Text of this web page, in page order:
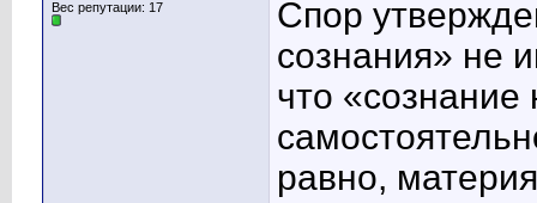
Вес репутации: 17
Спор
сознания» не
что
равно,